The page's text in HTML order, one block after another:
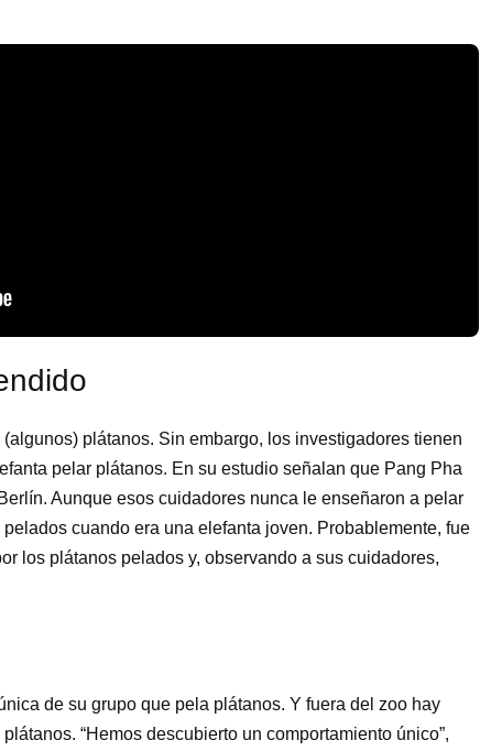
plátanos. Sin embargo, los investigadores tienen
pelar plátanos. En su estudio señalan que Pang Pha
Aunque esos cuidadores nunca le enseñaron a pelar
cuando era una elefanta joven. Probablemente, fue
los plátanos pelados y, observando a sus cuidadores,
de su grupo que pela plátanos. Y fuera del zoo hay
“Hemos descubierto un comportamiento único”,